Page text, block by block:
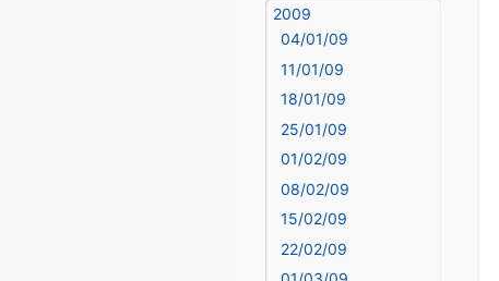
Bingöl
Bitlis
Bolu
Burdur
Bursa
Çanakkale
Çankırı
Çorum
2009
04/01/09
11/01/09
18/01/09
25/01/09
01/02/09
08/02/09
15/02/09
22/02/09